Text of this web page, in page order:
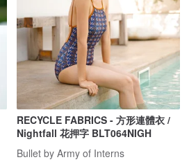
RECYCLE FABRICS - 方形連體衣 /
Nightfall 花押字 BLT064NIGH
Bullet by Army of Interns